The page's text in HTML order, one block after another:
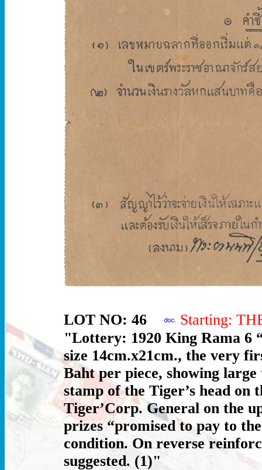
LOT NO: 46
Starting:
"Lottery: 1920 King Rama 6
size 14cm.x21cm., the very
Baht per piece, showing
stamp of the Tiger’s head
Tiger’Corp. General on the
prizes “promised to pay to
condition. On reverse
suggested. (1)"